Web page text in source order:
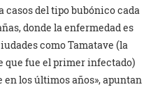
casos del tipo bubónico cada
donde la enfermedad es
como Tamatave (la
que fue el primer infectado)
en los últimos años», apuntan